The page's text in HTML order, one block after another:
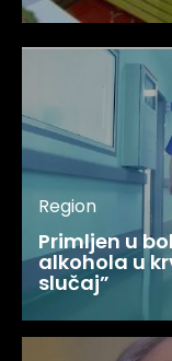
Region
Primljen u
alkohola u
slučaj”